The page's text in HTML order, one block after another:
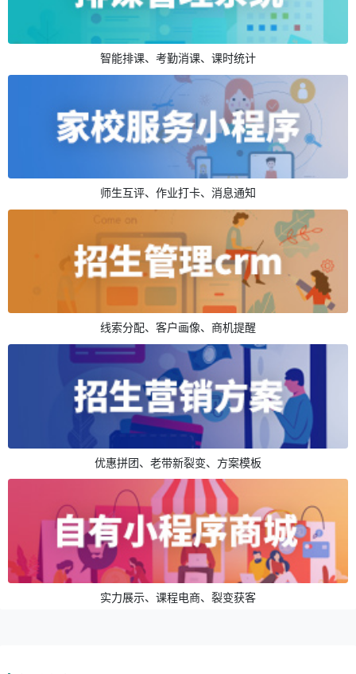
智能排课、考勤消课、课时统计
师生互评、作业打卡、消息通知
线索分配、客户画像、商机提醒
优惠拼团、老带新裂变、方案模板
实力展示、课程电商、裂变获客